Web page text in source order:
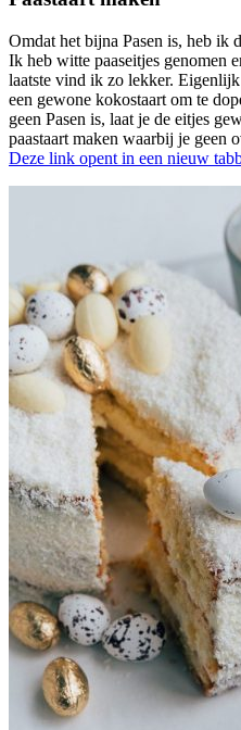
Omdat het bijna Pasen is, heb ik
Ik heb witte paaseitjes genomen
laatste vind ik zo lekker.
een gewone kokostaart om te
geen Pasen is, laat je de eitjes
paastaart maken waarbij je geen
Deze link opent in een nieuw